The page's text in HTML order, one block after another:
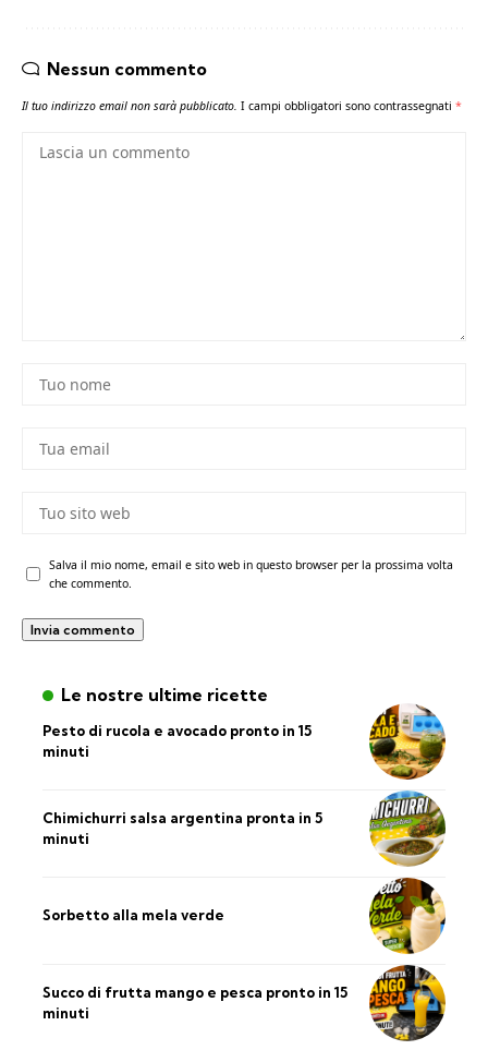
Nessun commento
Il tuo indirizzo email non sarà pubblicato. I campi obbligatori sono contrassegnati *
Salva il mio nome, email e sito web in questo browser per la prossima volta
che commento.
Le nostre ultime ricette
Pesto di rucola e avocado pronto in 15
minuti
Chimichurri salsa argentina pronta in 5
minuti
Sorbetto alla mela verde
Succo di frutta mango e pesca pronto in 15
minuti